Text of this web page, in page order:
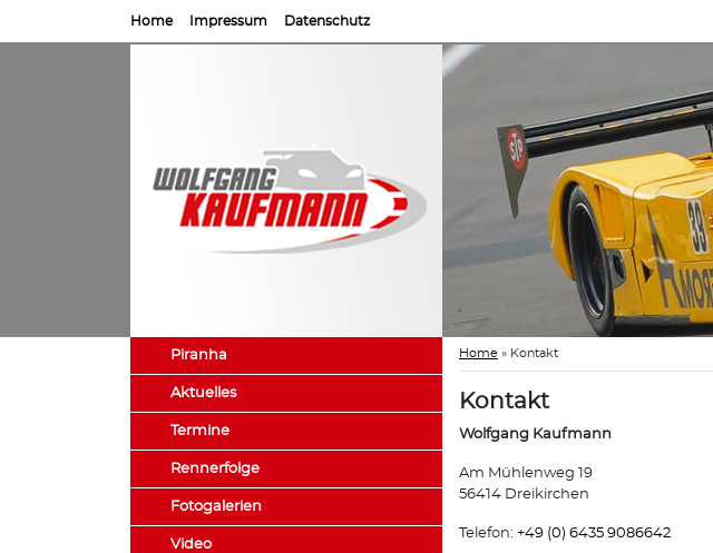
Home Impressum Datenschutz
Piranha
Aktuelles
Termine
Rennerfolge
Fotogalerien
Video
Home » Kontakt
Kontakt
Wolfgang Kaufmann
Am Mühlenweg 19
56414 Dreikirchen
Telefon: +49 (0) 6435 9086642